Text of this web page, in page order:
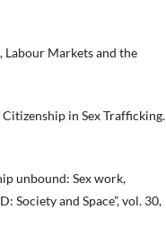
Labour Markets and the
in Sex Trafficking.
unbound: Sex work,
Society and Space”, vol. 30,